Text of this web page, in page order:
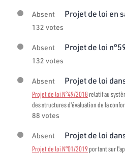
Absent Projet de loi en
132 votes
Absent Projet de loi
132 votes
Absent Projet de loi
Projet de loi N°49/2018relatif au
des structures d'évaluation de la
88 votes
Absent Projet de loi
Projet de loi N°01/2019portant sur